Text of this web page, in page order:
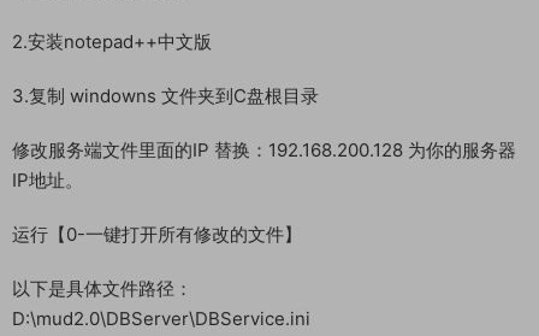
2.安装notepad++中文版
3.复制 windowns 文件夹到C盘根目录
修改服务端文件里面的IP 替换：192.168.200.128 为你的服务器
IP地址。
运行【0-一键打开所有修改的文件】
以下是具体文件路径：
D:\mud2.0\DBServer\DBService.ini